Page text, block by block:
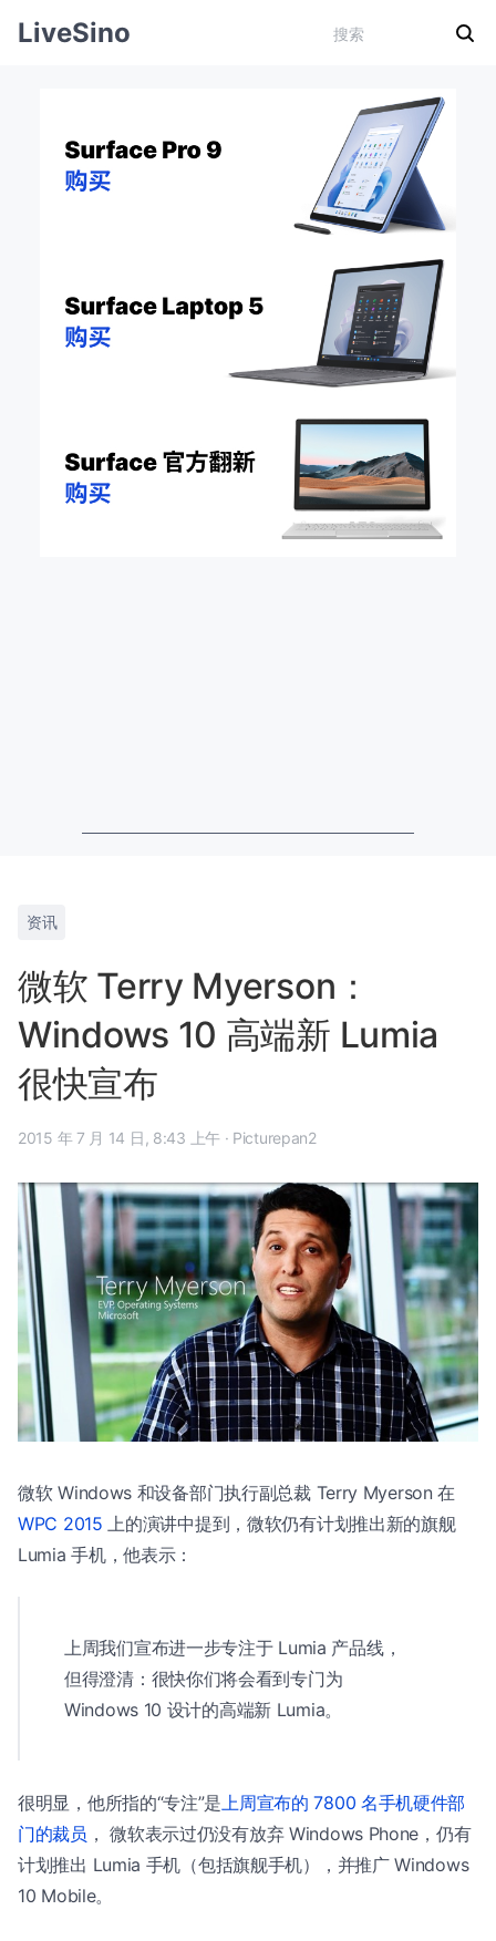
LiveSino
资讯
微软 Terry Myerson：
Windows 10 高端新 Lumia
很快宣布
2015 年 7 月 14 日, 8:43 上午 · Picturepan2
微软 Windows 和设备部门执行副总裁 Terry Myerson 在
WPC 2015 上的演讲中提到，微软仍有计划推出新的旗舰
Lumia 手机，他表示：
上周我们宣布进一步专注于 Lumia 产品线，
但得澄清：很快你们将会看到专门为
Windows 10 设计的高端新 Lumia。
很明显，他所指的“专注”是上周宣布的 7800 名手机硬件部
门的裁员 ， 微软表示过仍没有放弃 Windows Phone，仍有
计划推出 Lumia 手机（包括旗舰手机），并推广 Windows
10 Mobile。